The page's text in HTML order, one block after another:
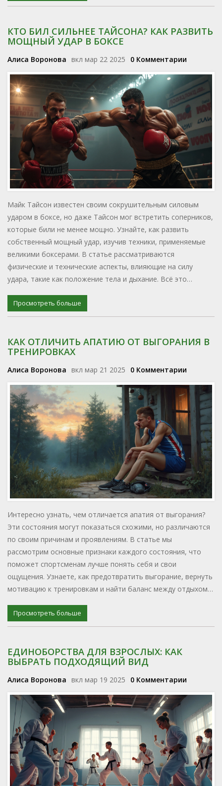
КТО БИЛ СИЛЬНЕЕ ТАЙСОНА? КАК РАЗВИТЬ
МОЩНЫЙ УДАР В БОКСЕ
Алиса Воронова вкл мар 22 2025 0 Комментарии
Майк Тайсон известен своим сокрушительным силовым
ударом в боксе, но даже Тайсон мог встретить соперников,
которые били не менее мощно. Узнайте, как развить
собственный мощный удар, изучив техники, применяемые
великими боксерами. В статье рассматриваются
физические и технические аспекты, влияющие на силу
удара, такие как положение тела и дыхание. Всё это
впечатляющих результатов.
Просмотреть больше
КАК ОТЛИЧИТЬ АПАТИЮ ОТ ВЫГОРАНИЯ В
ТРЕНИРОВКАХ
Алиса Воронова вкл мар 21 2025 0 Комментарии
Интересно узнать, чем отличается апатия от выгорания?
Эти состояния могут показаться схожими, но различаются
по своим причинам и проявлениям. В статье мы
рассмотрим основные признаки каждого состояния, что
поможет спортсменам лучше понять себя и свои
ощущения. Узнаете, как предотвратить выгорание, вернуть
мотивацию к тренировкам и найти баланс между отдыхом и
Просмотреть больше
ЕДИНОБОРСТВА ДЛЯ ВЗРОСЛЫХ: КАК
ВЫБРАТЬ ПОДХОДЯЩИЙ ВИД
Алиса Воронова вкл мар 19 2025 0 Комментарии